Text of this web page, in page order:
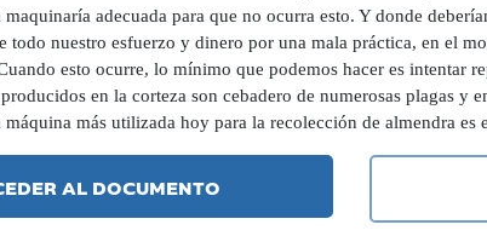
adecuada para que no ocurra esto. Y donde
todo nuestro esfuerzo y dinero por una mala práctica, en el
esto ocurre, lo mínimo que podemos hacer es intentar
en la corteza son cebadero de numerosas plagas y
máquina más utilizada hoy para la recolección de almendra
AL DOCUMENTO